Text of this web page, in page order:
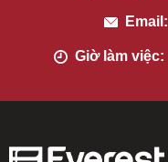
Email:
Giờ làm việc: